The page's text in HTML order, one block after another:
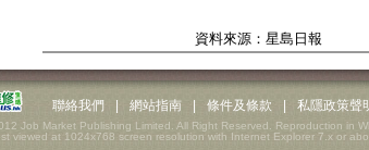
資料來源：星島日報
聯絡我們 網站指南 條件及條款 私隱政策聲
Job Market Publishing Limited. All Right Reserved. Reproduction in
viewed at 1024x768 screen resolution with Internet Explorer 7.x or